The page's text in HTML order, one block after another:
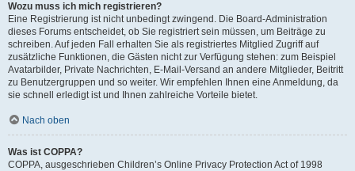
Wozu muss ich mich registrieren?
Eine Registrierung ist nicht unbedingt zwingend. Die Board-Administration
dieses Forums entscheidet, ob Sie registriert sein müssen, um Beiträge zu
schreiben. Auf jeden Fall erhalten Sie als registriertes Mitglied Zugriff auf
zusätzliche Funktionen, die Gästen nicht zur Verfügung stehen: zum Beispiel
Avatarbilder, Private Nachrichten, E-Mail-Versand an andere Mitglieder, Beitritt
zu Benutzergruppen und so weiter. Wir empfehlen Ihnen eine Anmeldung, da
sie schnell erledigt ist und Ihnen zahlreiche Vorteile bietet.
Nach oben
Was ist COPPA?
COPPA, ausgeschrieben Children’s Online Privacy Protection Act of 1998